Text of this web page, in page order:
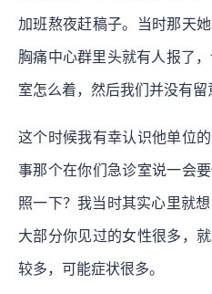
加班熬夜赶稿子。当时那天
胸痛中心群里头就有人报了
室怎么着，然后我们并没有留
这个时候我有幸认识他单位
事那个在你们急诊室说一会
照一下？我当时其实心里就
大部分你见过的女性很多，
较多，可能症状很多。